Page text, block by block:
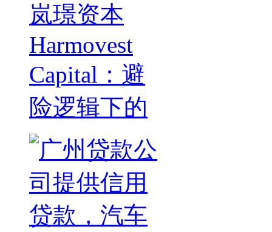
岚璟资本
Harmovest
Capital：避
险逻辑下的